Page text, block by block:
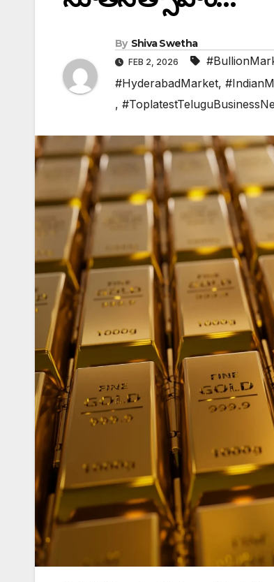
By Shiva Swetha
FEB 2, 2026
#HyderabadMarket,
,